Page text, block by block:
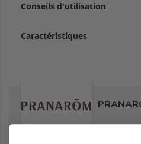
Conseils d'utilisation
Caractéristiques